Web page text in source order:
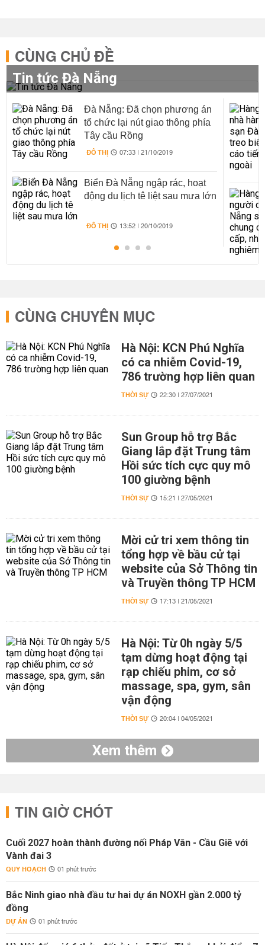
CÙNG CHỦ ĐỀ
Tin tức Đà Nẵng
Đà Nẵng: Đã chọn phương án
tổ chức lại nút giao thông phía
Tây cầu Rồng
ĐÔ THỊ 07:33 | 21/10/2019
Biển Đà Nẵng ngập rác, hoạt
động du lịch tê liệt sau mưa lớn
ĐÔ THỊ 13:52 | 20/10/2019
CÙNG CHUYÊN MỤC
Hà Nội: KCN Phú Nghĩa
có ca nhiễm Covid-19,
786 trường hợp liên quan
THỜI SỰ 22:30 | 27/07/2021
Sun Group hỗ trợ Bắc
Giang lắp đặt Trung tâm
Hồi sức tích cực quy mô
100 giường bệnh
THỜI SỰ 15:21 | 27/05/2021
Mời cử tri xem thông tin
tổng hợp về bầu cử tại
website của Sở Thông tin
và Truyền thông TP HCM
THỜI SỰ 17:13 | 21/05/2021
Hà Nội: Từ 0h ngày 5/5
tạm dừng hoạt động tại
rạp chiếu phim, cơ sở
massage, spa, gym, sân
vận động
THỜI SỰ 20:04 | 04/05/2021
Xem thêm
TIN GIỜ CHÓT
Cuối 2027 hoàn thành đường nối Pháp Vân - Cầu Giẽ với
Vành đai 3
QUY HOẠCH 01 phút trước
Bắc Ninh giao nhà đầu tư hai dự án NOXH gần 2.000 tỷ
đồng
DỰ ÁN 01 phút trước